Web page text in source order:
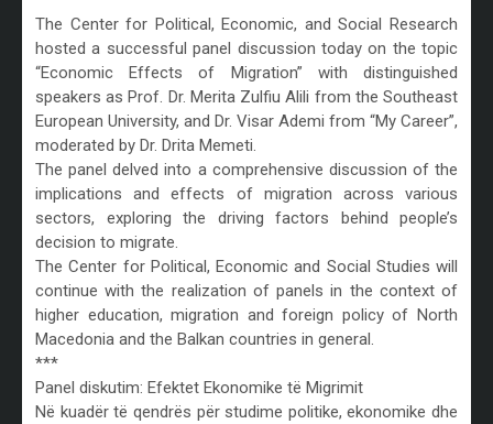
The Center for Political, Economic, and Social Research
hosted a successful panel discussion today on the topic
“Economic Effects of Migration” with distinguished
speakers as Prof. Dr. Merita Zulfiu Alili from the Southeast
European University, and Dr. Visar Ademi from “My Career”,
moderated by Dr. Drita Memeti.
The panel delved into a comprehensive discussion of the
implications and effects of migration across various
sectors, exploring the driving factors behind people’s
decision to migrate.
The Center for Political, Economic and Social Studies will
continue with the realization of panels in the context of
higher education, migration and foreign policy of North
Macedonia and the Balkan countries in general.
***
Panel diskutim: Efektet Ekonomike të Migrimit
Në kuadër të qendrës për studime politike, ekonomike dhe